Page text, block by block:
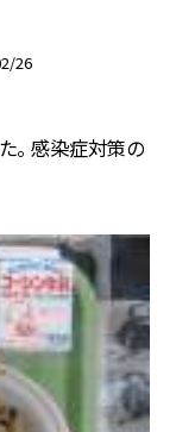
26
。 感染症対策の